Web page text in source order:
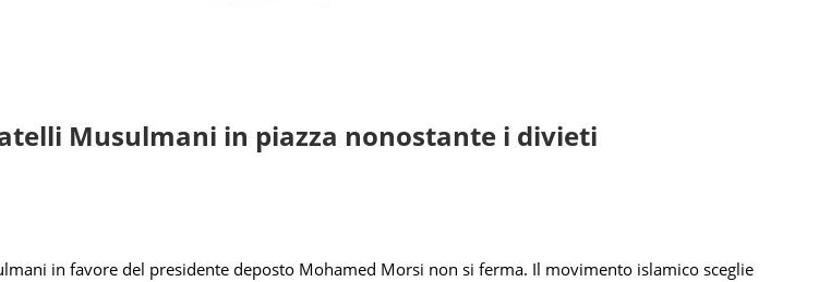
Musulmani in piazza nonostante i divieti
in favore del presidente deposto Mohamed Morsi non si ferma. Il movimento islamico sceglie